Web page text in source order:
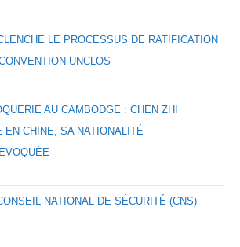
LE PROCESSUS DE RATIFICATION
UNCLOS
AU CAMBODGE : CHEN ZHI
EN CHINE, SA NATIONALITÉ
NATIONAL DE SÉCURITÉ (CNS)